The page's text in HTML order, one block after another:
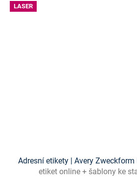
LASER
Adresní etikety | Avery Zweckform
etiket online + šablony ke